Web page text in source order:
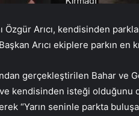
Özgür Arıcı, kendisinden
Başkan Arıcı ekiplere parkın
gerçekleştirilen Bahar ve
kendisinden isteği olduğunu
“Yarın seninle parkta